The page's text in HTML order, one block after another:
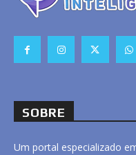
SOBRE
Um portal especializado